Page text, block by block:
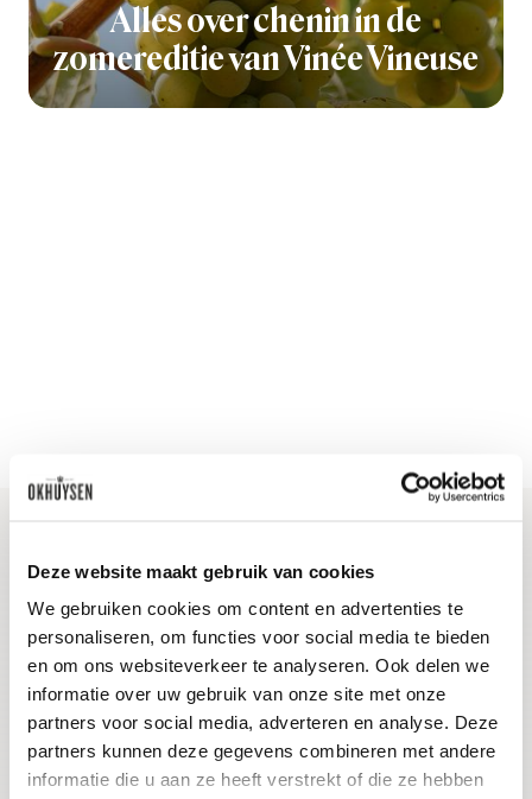
Deze website maakt gebruik van cookies
We gebruiken cookies om content en advertenties te
personaliseren, om functies voor social media te bieden
en om ons websiteverkeer te analyseren. Ook delen we
informatie over uw gebruik van onze site met onze
partners voor social media, adverteren en analyse. Deze
partners kunnen deze gegevens combineren met andere
informatie die u aan ze heeft verstrekt of die ze hebben
Alles over chenin in de
zomereditie van Vinée Vineuse
Blijf op de hoogte
Ontvang het laatste wijnnieuws, proeverijen en
evenementen
E-mailadres
Aanmelden